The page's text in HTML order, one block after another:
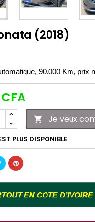
(2018)
90.000 Km, prix
 Je veux
PLUS DISPONIBLE